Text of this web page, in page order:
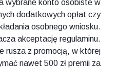
wybrane konto osobiste w
dodatkowych opłat czy
osobnego wniosku.
akceptację regulaminu.
rusza z promocją, w której
nawet 500 zł premii za